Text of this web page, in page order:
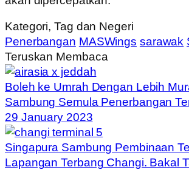
Kategori, Tag dan Negeri
Penerbangan MASWings sarawak
Teruskan Membaca
Boleh ke Umrah Dengan Lebih
Sambung Semula Penerbangan
29 January 2023
Singapura Sambung Pembinaan
Lapangan Terbang Changi. Bakal